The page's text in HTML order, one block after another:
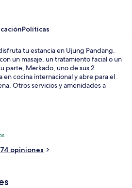
Políticas
tu estancia en Ujung Pandang.
un masaje, un tratamiento facial o un
parte, Merkado, uno de sus 2
en cocina internacional y abre para el
Otros servicios y amenidades a
opiniones